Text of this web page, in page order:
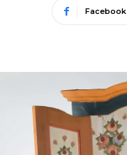
Facebook